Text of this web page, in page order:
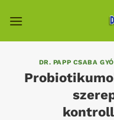
DR. PAPP CSABA